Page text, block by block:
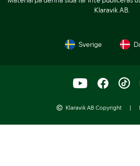
Klaravik AB.
Sverige
Klaravik AB Copyright |